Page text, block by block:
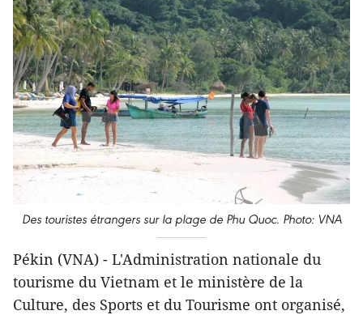
Des touristes étrangers sur la plage de Phu Quoc. Photo: VNA
Pékin (VNA) - L'Administration nationale du
tourisme du Vietnam et le ministère de la
Culture, des Sports et du Tourisme ont organisé,